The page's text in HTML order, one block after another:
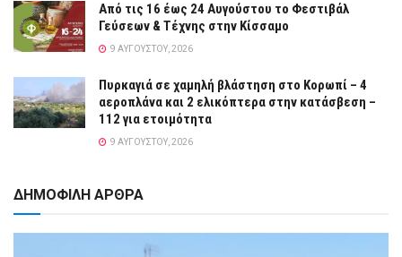
Από τις 16 έως 24 Αυγούστου το Φεστιβάλ
Γεύσεων & Τέχνης στην Κίσσαμο
9 ΑΥΓΟΎΣΤΟΥ, 2026
Πυρκαγιά σε χαμηλή βλάστηση στο Κορωπί – 4
αεροπλάνα και 2 ελικόπτερα στην κατάσβεση –
112 για ετοιμότητα
9 ΑΥΓΟΎΣΤΟΥ, 2026
ΔΗΜΟΦΙΛΗ ΑΡΘΡΑ